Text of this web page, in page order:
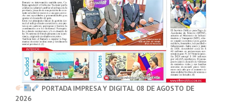
PORTADA IMPRESA Y DIGITAL 08 DE AGOSTO DE
2026